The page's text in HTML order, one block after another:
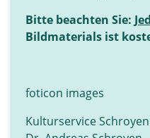
Bitte beachten Sie:
Bildmaterials ist
foticon images
Kulturservice